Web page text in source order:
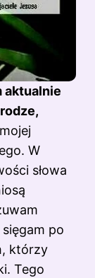
aktualnie
W
słowa
po
którzy
Tego